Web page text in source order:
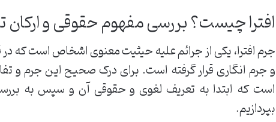
افترا چیست؟ بررسی مفهوم حقوقی و
جرم افترا، یکی از جرائم علیه حیثیت معنوی اشخاص است که
و جرم انگاری قرار گرفته است. برای درک صحیح این جرم و
است که ابتدا به تعریف لغوی و حقوقی آن و سپس به
بپردازیم.